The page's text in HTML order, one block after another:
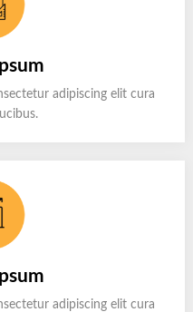
adipiscing elit cura
adipiscing elit cura